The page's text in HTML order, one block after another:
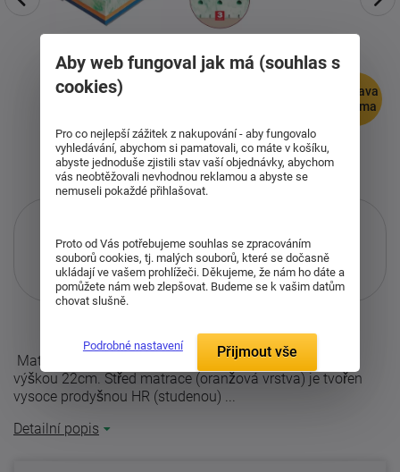
doprava
zdarma
Pouze při nákupu přes i-matrace.cz
Více informacío službě.
Matrace Riviéra z oblíbené studené pěny a komfortní
výškou 22cm. Střed matrace (oranžová vrstva) je tvořen
vysoce prodyšnou HR (studenou) ...
Detailní popis
Aby web fungoval jak má (souhlas s
cookies)
Pro co nejlepší zážitek z nakupování - aby fungovalo
vyhledávání, abychom si pamatovali, co máte v košíku,
abyste jednoduše zjistili stav vaší objednávky, abychom
vás neobtěžovali nevhodnou reklamou a abyste se
nemuseli pokaždé přihlašovat.
Proto od Vás potřebujeme souhlas se zpracováním
souborů cookies, tj. malých souborů, které se dočasně
ukládají ve vašem prohlížeči. Děkujeme, že nám ho dáte a
pomůžete nám web zlepšovat. Budeme se k vašim datům
chovat slušně.
Podrobné nastavení Přijmout vše